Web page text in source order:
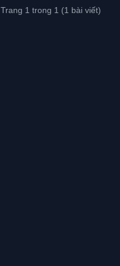
Trang 1 trong 1 (1 bài viết)